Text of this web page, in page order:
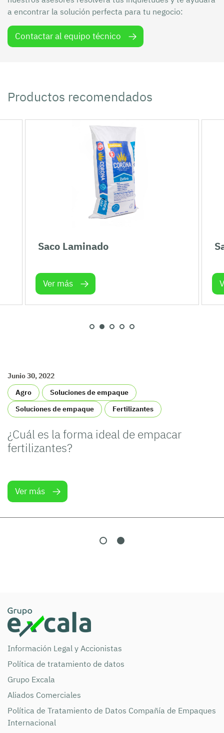
a encontrar la solución perfecta para tu negocio:
Contactar al equipo técnico
Productos recomendados
Saco Laminado
Ver más
Junio 30, 2022
Agro
Soluciones de empaque
Soluciones de empaque
Fertilizantes
¿Cuál es la forma ideal de empacar
fertilizantes?
Ver más
Información Legal y Accionistas
Política de tratamiento de datos
Grupo Excala
Aliados Comerciales
Política de Tratamiento de Datos Compañía de Empaques
Internacional